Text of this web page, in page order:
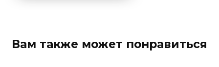
Вам также может понравиться